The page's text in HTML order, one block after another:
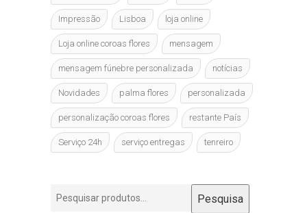
Impressão Lisboa loja online
Loja online coroas flores mensagem
mensagem fúnebre personalizada notícias
Novidades palma flores personalizada
personalização coroas flores restante País
Serviço 24h serviço entregas tenreiro
Pesquisar
por:
Pesquisa